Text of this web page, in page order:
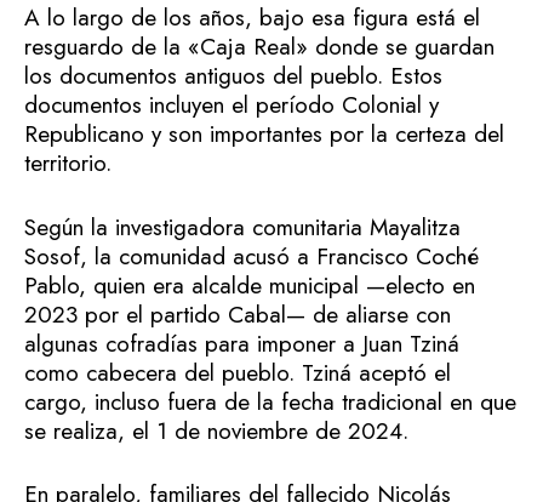
A lo largo de los años, bajo esa figura está el
resguardo de la «Caja Real» donde se guardan
los documentos antiguos del pueblo. Estos
documentos incluyen el período Colonial y
Republicano y son importantes por la certeza del
territorio.
Según la investigadora comunitaria Mayalitza
Sosof, la comunidad acusó a Francisco Coché
Pablo, quien era alcalde municipal —electo en
2023 por el partido Cabal— de aliarse con
algunas cofradías para imponer a Juan Tziná
como cabecera del pueblo. Tziná aceptó el
cargo, incluso fuera de la fecha tradicional en que
se realiza, el 1 de noviembre de 2024.
En paralelo, familiares del fallecido Nicolás